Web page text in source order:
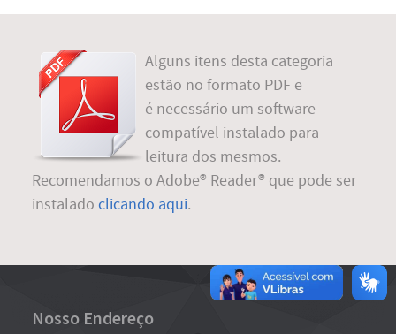
Alguns itens desta categoria
estão no formato PDF e
é necessário um software
compatível instalado para
leitura dos mesmos.
Recomendamos o Adobe® Reader® que pode ser
instaladoclicando aqui.
Nosso Endereço